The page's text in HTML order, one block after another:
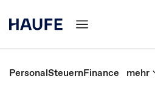
PersonalSteuernFinance mehr